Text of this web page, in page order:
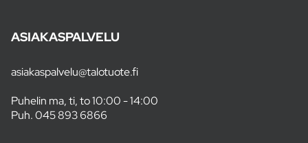
ASIAKASPALVELU
asiakaspalvelu@talotuote.fi
Puhelin ma, ti, to 10:00 - 14:00
Puh.045 893 6866